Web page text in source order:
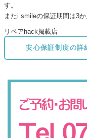
す。
またi smileの保証期間は3か
リペアhack掲載店
安心保証制度の詳